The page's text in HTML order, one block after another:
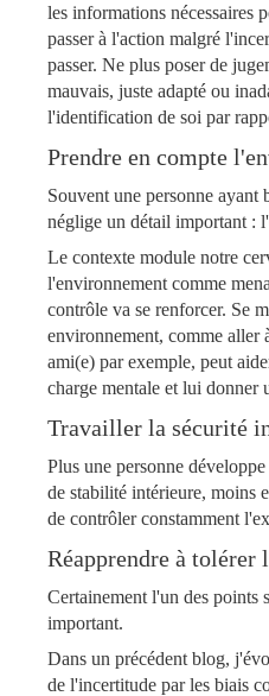
les informations nécessaires
passer à l'action malgré
passer. Ne plus poser de
mauvais, juste adapté ou
l'identification de soi par
Prendre en compte
Souvent une personne ayant
néglige un détail important :
Le contexte module notre
l'environnement comme
contrôle va se renforcer. Se
environnement, comme aller
ami(e) par exemple, peut
charge mentale et lui donner
Travailler la sécurité
​​​​​​​Plus une personne
de stabilité intérieure, moins
de contrôler constamment
Réapprendre à tolérer
Certainement l'un des points
important.
Dans un précédent blog,
de l'incertitude par les biais